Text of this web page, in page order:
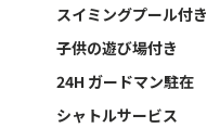
スイミングプール付き
子供の遊び場付き
24H ガードマン駐在
シャトルサービス